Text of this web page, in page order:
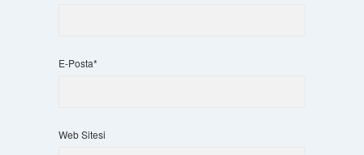
E-Posta*
Web Sitesi